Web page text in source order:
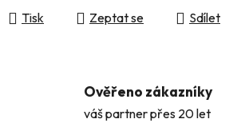
Tisk
Zeptat se Sdílet
Ověřeno zákazníky
váš partner přes 20 let